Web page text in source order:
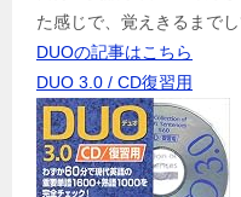
た感じで、覚えきるまで
DUOの記事はこちら
DUO 3.0 / CD復習用